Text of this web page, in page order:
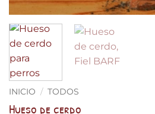
INICIO / TODOS
Hueso de cerdo